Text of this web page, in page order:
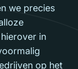
we precies
in
op het